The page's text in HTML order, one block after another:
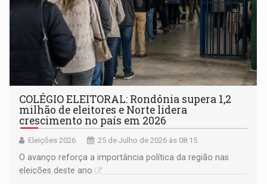
COLÉGIO ELEITORAL: Rondônia supera 1,2
milhão de eleitores e Norte lidera
crescimento no país em 2026
Eleições 2026 25 de Julho de 2026 às 08:15
O avanço reforça a importância política da região nas
eleições deste ano